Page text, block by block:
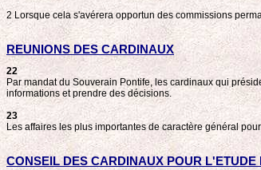
2 Lorsque cela s'avérera opportun des commissions
REUNIONS DES CARDINAUX
22
Par mandat du Souverain Pontife, les cardinaux qui
informations et prendre des décisions.
23
Les affaires les plus importantes de caractère général
CONSEIL DES CARDINAUX POUR